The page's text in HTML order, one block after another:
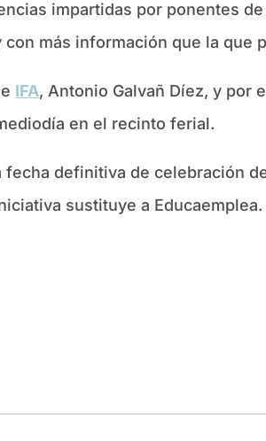
impartidas por ponentes
con más información que la que
IFA, Antonio Galvañ Díez, y por
en el recinto ferial.
definitiva de celebración
sustituye a Educaemplea.